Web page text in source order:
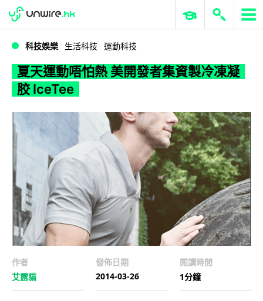
WWDC 2026 ERP 與商業 AI
科技娛樂 生活科技 運動科技
夏天運動唔怕熱 美開發者集資製冷凍凝
胶 IceTee
作者
艾露貓
發佈日期
2014-03-26
閱讀時間
1分鐘